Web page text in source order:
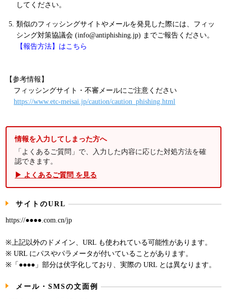
してください。
類似のフィッシングサイトやメールを発見した際には、フィッ
シング対策協議会 (info@antiphishing.jp) までご報告ください。
【報告方法】はこちら
【参考情報】
フィッシングサイト・不審メールにご注意ください
https://www.etc-meisai.jp/caution/caution_phishing.html
情報を入力してしまった方へ
「よくあるご質問」で、入力した内容に応じた対処方法を確
認できます。
▶ よくあるご質問 を見る
サイトのURL
https://●●●●.com.cn/jp
※上記以外のドメイン、URL も使われている可能性があります。
※ URL にパスやパラメータが付いていることがあります。
※「●●●●」部分は伏字化しており、実際の URL とは異なります。
メール・SMSの文面例